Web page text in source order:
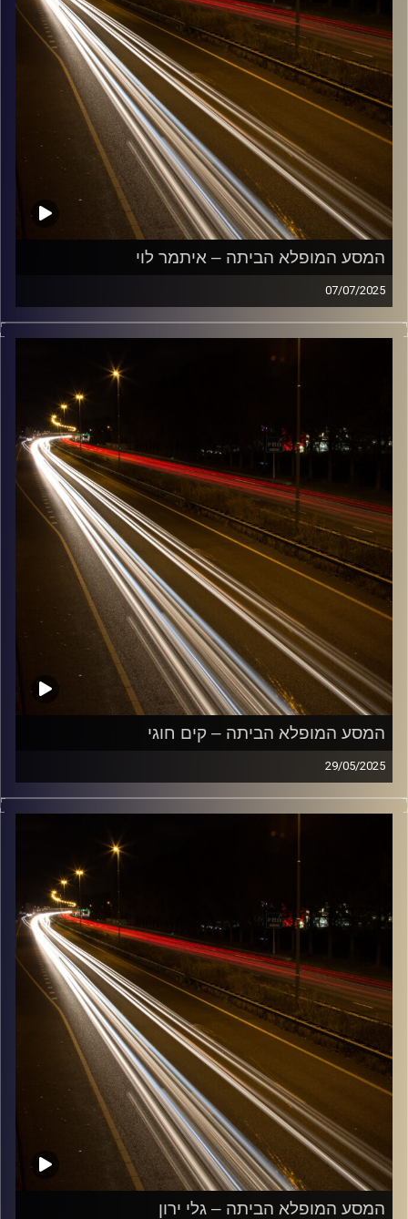
המסע המופלא הביתה – איתמר לוי
07/07/2025
מוזיקה שתלווה אותנו אחרי יום עבודה ארוך ותחזיר אותנו
הביתה בשלום עם איתמר לוי
קרדיט תמונות:
המסע המופלא הביתה – קים חוגי
29/05/2025
מוזיקה שתלווה אותנו אחרי יום עבודה ארוך ותחזיר אותנו
הביתה בשלום עם קים חוגי
קרדיט תמונות:
המסע המופלא הביתה – גלי ירון